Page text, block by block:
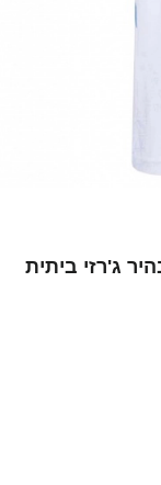
#0 לבן כחול בהיר ג'רזי ביתית